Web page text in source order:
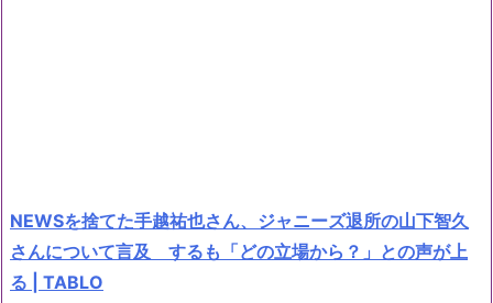
NEWSを捨てた手越祐也さん、ジャニーズ退所の山下智久
さんについて言及 するも「どの立場から？」との声が上
る | TABLO